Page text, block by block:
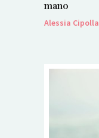
mano
Alessia Cipolla